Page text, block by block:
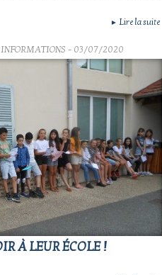
► Lire la suite
- 03/07/2020
À LEUR ÉCOLE !